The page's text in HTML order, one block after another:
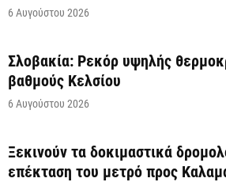
6 Αυγούστου 2026
Σλοβακία: Ρεκόρ υψηλής
βαθμούς Κελσίου
6 Αυγούστου 2026
Ξεκινούν τα δοκιμαστικά
επέκταση του μετρό προς